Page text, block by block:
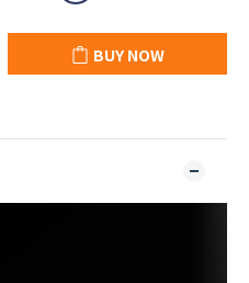
BUY NOW